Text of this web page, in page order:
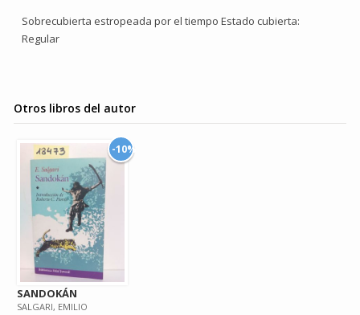
Sobrecubierta estropeada por el tiempo Estado cubierta:
Regular
Otros libros del autor
-10%
SANDOKÁN
SALGARI, EMILIO